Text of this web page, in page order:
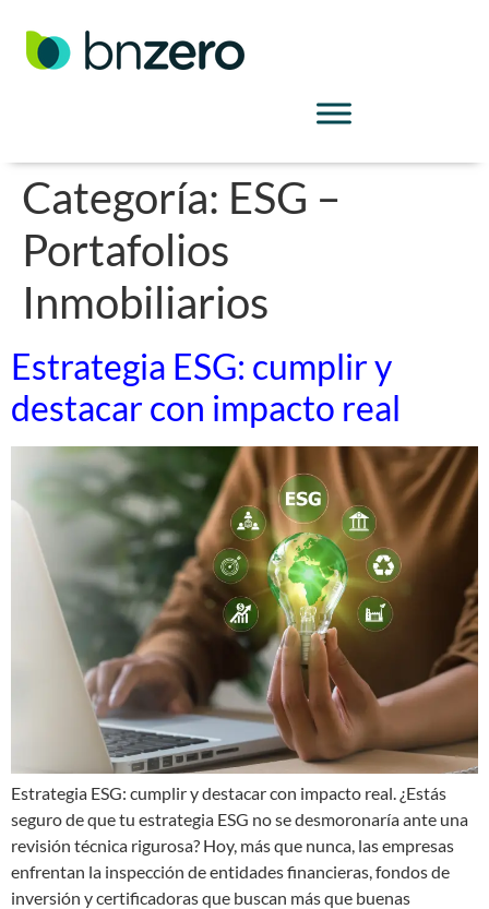
Categoría: ESG –
Portafolios
Inmobiliarios
Estrategia ESG: cumplir y
destacar con impacto real
Estrategia ESG: cumplir y destacar con impacto real. ¿Estás
seguro de que tu estrategia ESG no se desmoronaría ante una
revisión técnica rigurosa? Hoy, más que nunca, las empresas
enfrentan la inspección de entidades financieras, fondos de
inversión y certificadoras que buscan más que buenas